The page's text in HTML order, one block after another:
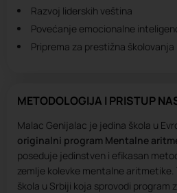
Razvoj liderskih veština
Povećanje emocionalne
Priprema za prestižna školovanja
METODOLOGIJA I PRISTUP
Malac Genijalac je jedina škola u
originalni program Mentalne
poseduje jedinstven i efikasan
zemlje kolevke mentalne aritmetike.
škola u Srbiji koja sprovodi program